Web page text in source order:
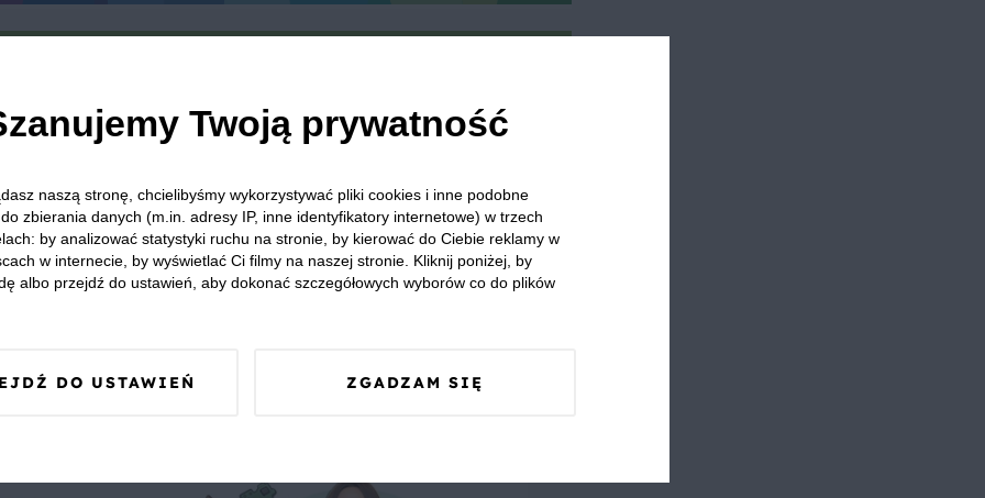
Zupy krem Cebula Czosnek
Twoją prywatność
naszą stronę, chcielibyśmy wykorzystywać pliki cookies i inne podobne
zbierania danych (m.in. adresy IP, inne identyfikatory internetowe) w trzech
by analizować statystyki ruchu na stronie, by kierować do Ciebie reklamy w
w internecie, by wyświetlać Ci filmy na naszej stronie. Kliknij poniżej, by
albo przejdź do ustawień, aby dokonać szczegółowych wyborów co do plików
DO USTAWIEŃ ZGADZAM SIĘ